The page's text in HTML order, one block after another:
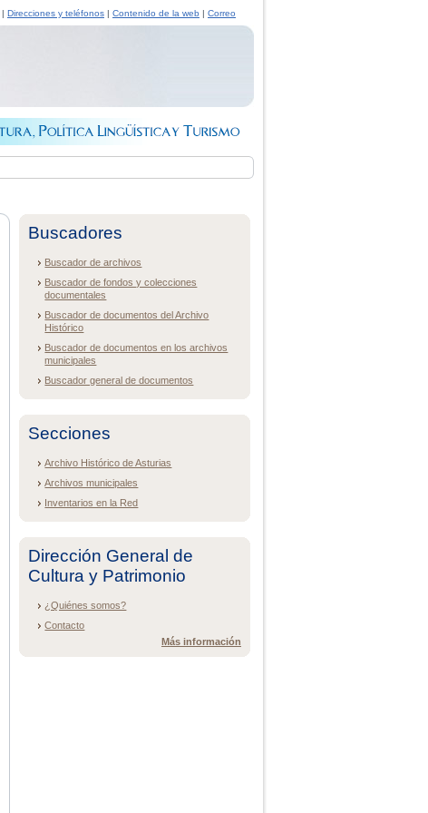
| Direcciones y teléfonos | Contenido de la web | Correo
Buscadores
Buscador de archivos
Buscador de fondos y colecciones
documentales
Buscador de documentos del Archivo
Histórico
Buscador de documentos en los archivos
municipales
Buscador general de documentos
Secciones
Archivo Histórico de Asturias
Archivos municipales
Inventarios en la Red
Dirección General de
Cultura y Patrimonio
¿Quiénes somos?
Contacto
Más información